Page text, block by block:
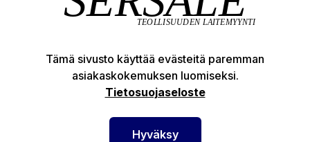
Tuotekuvaus
Tämä sivusto käyttää evästeitä paremman
asiakaskokemuksen luomiseksi.
Tietosuojaseloste
Hyväksy